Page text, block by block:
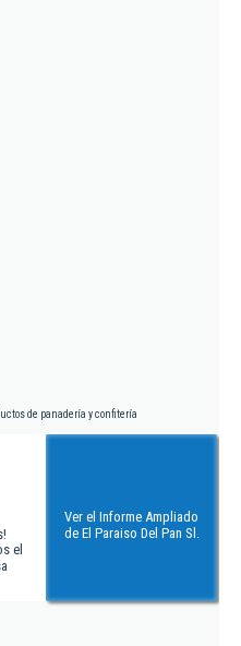
de panadería y confitería
el
Ver el Informe Ampliado
de El Paraiso Del Pan Sl.